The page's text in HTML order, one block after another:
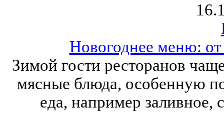
Новогоднее меню:
Зимой гости ресторанов
мясные блюда, особенную
еда, например заливное,